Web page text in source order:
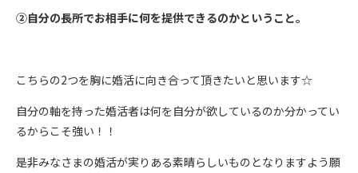
②自分の長所でお相手に何を提供できるのかということ。
こちらの2つを胸に婚活に向き合って頂きたいと思います☆
自分の軸を持った婚活者は何を自分が欲しているのか分かってい
るからこそ強い！！
是非みなさまの婚活が実りある素晴らしいものとなりますよう願